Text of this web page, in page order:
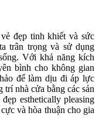
đẹp tinh khiết và sức
trân trọng và sử dụng
Với khả năng kích
bình cho không gian
để làm dịu đi áp lực
trí nhà cửa bằng các sản
esthetically pleasing
và hòa thuận cho gia